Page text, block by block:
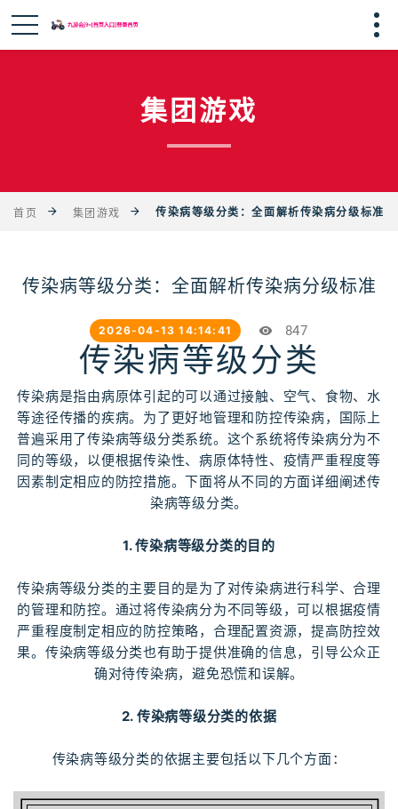
集团游戏
首页 集团游戏 传染病等级分类：全面解析传染病分级标准
传染病等级分类：全面解析传染病分级标准
2026-04-13 14:14:41 847
传染病等级分类
传染病是指由病原体引起的可以通过接触、空气、食物、水
等途径传播的疾病。为了更好地管理和防控传染病，国际上
普遍采用了传染病等级分类系统。这个系统将传染病分为不
同的等级，以便根据传染性、病原体特性、疫情严重程度等
因素制定相应的防控措施。下面将从不同的方面详细阐述传
染病等级分类。
1. 传染病等级分类的目的
传染病等级分类的主要目的是为了对传染病进行科学、合理
的管理和防控。通过将传染病分为不同等级，可以根据疫情
严重程度制定相应的防控策略，合理配置资源，提高防控效
果。传染病等级分类也有助于提供准确的信息，引导公众正
确对待传染病，避免恐慌和误解。
2. 传染病等级分类的依据
传染病等级分类的依据主要包括以下几个方面：